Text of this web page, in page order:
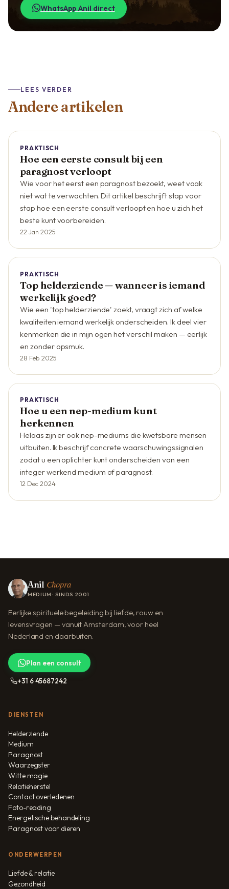
WhatsApp Anil direct
LEES VERDER
Andere artikelen
PRAKTISCH
Hoe een eerste consult bij een
paragnost verloopt
Wie voor het eerst een paragnost bezoekt, weet vaak
niet wat te verwachten. Dit artikel beschrijft stap voor
stap hoe een eerste consult verloopt en hoe u zich het
beste kunt voorbereiden.
22 Jan 2025
PRAKTISCH
Top helderziende — wanneer is iemand
werkelijk goed?
Wie een 'top helderziende' zoekt, vraagt zich af welke
kwaliteiten iemand werkelijk onderscheiden. Ik deel vier
kenmerken die in mijn ogen het verschil maken — eerlijk
en zonder opsmuk.
28 Feb 2025
PRAKTISCH
Hoe u een nep-medium kunt
herkennen
Helaas zijn er ook nep-mediums die kwetsbare mensen
uitbuiten. Ik beschrijf concrete waarschuwingssignalen
zodat u een oplichter kunt onderscheiden van een
integer werkend medium of paragnost.
12 Dec 2024
Anil Chopra
MEDIUM · SINDS 2001
Eerlijke spirituele begeleiding bij liefde, rouw en
levensvragen — vanuit Amsterdam, voor heel
Nederland en daarbuiten.
Plan een consult
+31 6 45687242
DIENSTEN
Helderziende
Medium
Paragnost
Waarzegster
Witte magie
Relatieherstel
Contact overledenen
Foto-reading
Energetische behandeling
Paragnost voor dieren
ONDERWERPEN
Liefde & relatie
Gezondheid